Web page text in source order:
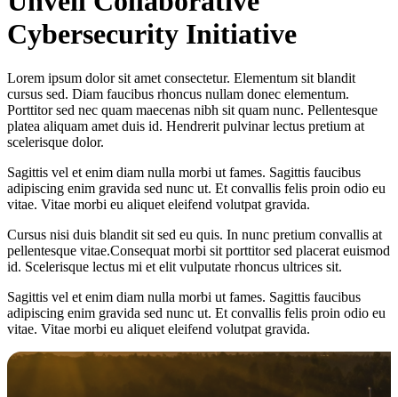
Cybersecurity Initiative
Lorem ipsum dolor sit amet consectetur. Elementum sit blandit
cursus sed. Diam faucibus rhoncus nullam donec elementum.
Porttitor sed nec quam maecenas nibh sit quam nunc. Pellentesque
platea aliquam amet duis id. Hendrerit pulvinar lectus pretium at
scelerisque dolor.
Sagittis vel et enim diam nulla morbi ut fames. Sagittis faucibus
adipiscing enim gravida sed nunc ut. Et convallis felis proin odio eu
vitae. Vitae morbi eu aliquet eleifend volutpat gravida.
Cursus nisi duis blandit sit sed eu quis. In nunc pretium convallis at
pellentesque vitae.Consequat morbi sit porttitor sed placerat euismod
id. Scelerisque lectus mi et elit vulputate rhoncus ultrices sit.
Sagittis vel et enim diam nulla morbi ut fames. Sagittis faucibus
adipiscing enim gravida sed nunc ut. Et convallis felis proin odio eu
vitae. Vitae morbi eu aliquet eleifend volutpat gravida.